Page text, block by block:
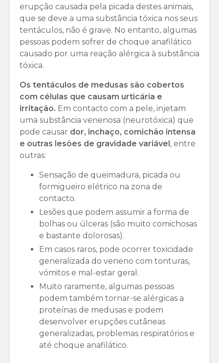
erupção causada pela picada destes animais,
que se deve a uma substância tóxica nos seus
tentáculos, não é grave. No entanto, algumas
pessoas podem sofrer de choque anafilático
causado por uma reação alérgica à substância
tóxica.
Os tentáculos de medusas são cobertos
com células que causam urticária e
irritação. Em contacto com a pele, injetam
uma substância venenosa (neurotóxica) que
pode causar dor, inchaço, comichão intensa
e outras lesões de gravidade variável, entre
outras:
Sensação de queimadura, picada ou
formigueiro elétrico na zona de
contacto.
Lesões que podem assumir a forma de
bolhas ou úlceras (são muito comichosas
e bastante dolorosas).
Em casos raros, pode ocorrer toxicidade
generalizada do veneno com tonturas,
vómitos e mal-estar geral.
Muito raramente, algumas pessoas
podem também tornar-se alérgicas a
proteínas de medusas e podem
desenvolver erupções cutâneas
generalizadas, problemas respiratórios e
até choque anafilático.